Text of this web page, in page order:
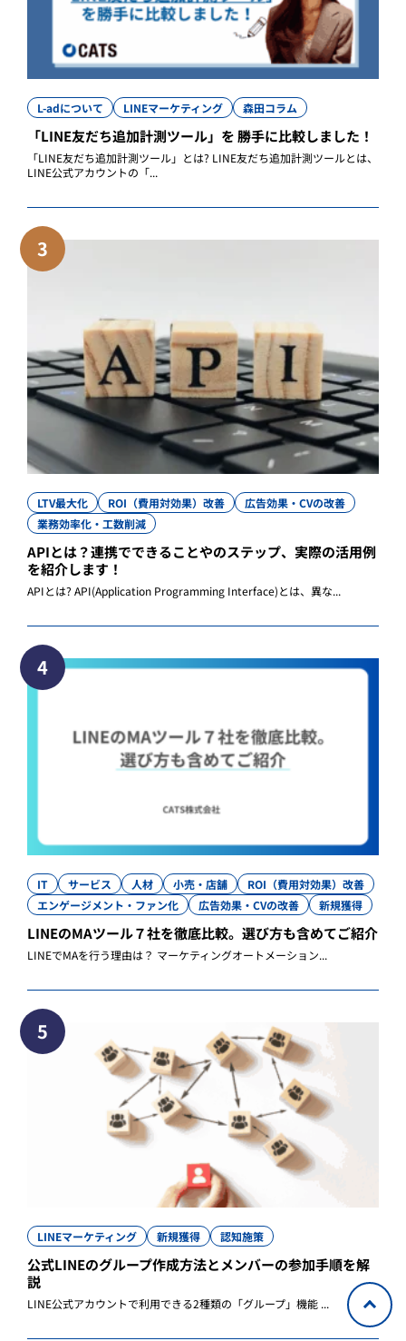
L-adについて LINEマーケティング 森田コラム
「LINE友だち追加計測ツール」を 勝手に比較しました！
「LINE友だち追加計測ツール」とは? LINE友だち追加計測ツールとは、
LINE公式アカウントの「...
3
LTV最大化 ROI（費用対効果）改善
広告効果・CVの改善
業務効率化・工数削減
APIとは？連携でできることやのステップ、実際の活用例
を紹介します！
APIとは? API(Application Programming Interface)とは、異な...
4
IT サービス 人材 小売・店舗
ROI（費用対効果）改善
エンゲージメント・ファン化
広告効果・CVの改善 新規獲得
LINEのMAツール７社を徹底比較。選び方も含めてご紹介
LINEでMAを行う理由は？ マーケティングオートメーション...
5
LINEマーケティング 新規獲得 認知施策
公式LINEのグループ作成方法とメンバーの参加手順を解
説
LINE公式アカウントで利用できる2種類の「グループ」機能 ...